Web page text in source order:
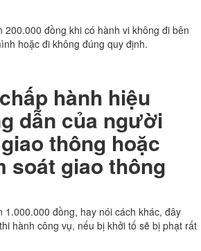
200.000 đồng khi có hành vi không đi bên
hoặc đi không đúng quy định.
hành hiệu
dẫn của người
thông hoặc
soát giao thông
1.000.000 đồng, hay nói cách khác, đây
hành công vụ, nếu bị khởi tố sẽ bị phạt rất